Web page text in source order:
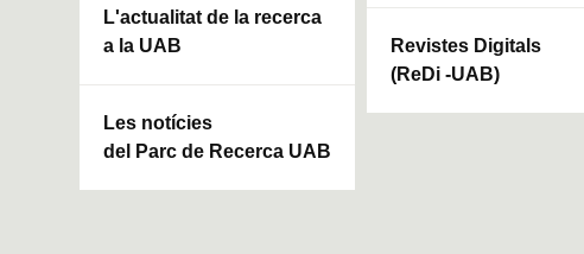
L'actualitat de la recerca
a la UAB
Les notícies
del Parc de Recerca UAB
Revistes Digitals
(ReDi -UAB)